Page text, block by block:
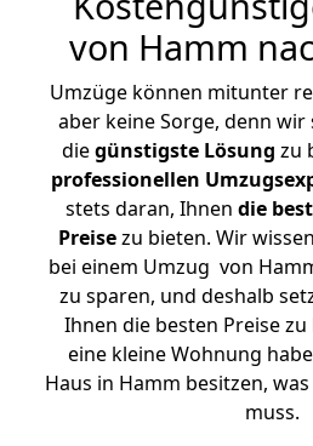
von Hamm
Umzüge können mitunter
aber keine Sorge, denn wir
diegünstigste Lösung zu
professionellen
stets daran, Ihnen die
Preisezu bieten. Wir
bei einem Umzug von
zu sparen, und deshalb
Ihnen die besten Preise
eine kleine Wohnung
Haus in Hamm besitzen,
muss.